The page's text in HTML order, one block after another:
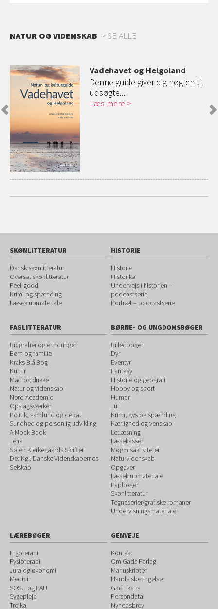
NATUR OG VIDENSKAB SE ALLE
Vadehavet og Helgoland
Denne guide giver dig nøglen til
udsøgte...
Læs mere
SKØNLITTERATUR
Dansk skønlitteratur
Oversat skønlitteratur
Feel-good
Krimi og spænding
Læseklubmateriale
HISTORIE
Historie
Historika
Undervejs i historien –
podcastserie
Portræt – podcastserie
FAGLITTERATUR
Biografier og erindringer
Børn og familie
Kraks Blå Bog
Kultur
Mad og drikke
Natur og videnskab
Nord Academic
Opslagsværker
Politik, samfund og debat
Sundhed og personlig udvikling
A Mock Book
Jena
Søren Kierkegaards Skrifter
Det Kgl. Danske Videnskabernes
Selskab
BØRNE- OG UNGDOMSBØGER
Billedbøger
Dyr
Eventyr
Fantasy
Historie og geografi
Hobby og sport
Humor
Jul
Krimi, gys og spænding
Kærlighed og venskab
Letlæsning
Læsekasser
Møgmisaktiviteter
Naturvidenskab
Opgaver
Læseklubmateriale
Papbøger
Skønlitteratur
Tegneserier/grafiske romaner
Undervisningsmateriale
LÆREBØGER
Ergoterapi
Fysioterapi
Jura og økonomi
Medicin
SOSU og PAU
Sygepleje
Trojka
GENVEJE
Kontakt
Om Gads Forlag
Manuskripter
Handelsbetingelser
Gad Ekstra
Persondata
Nyhedsbrev